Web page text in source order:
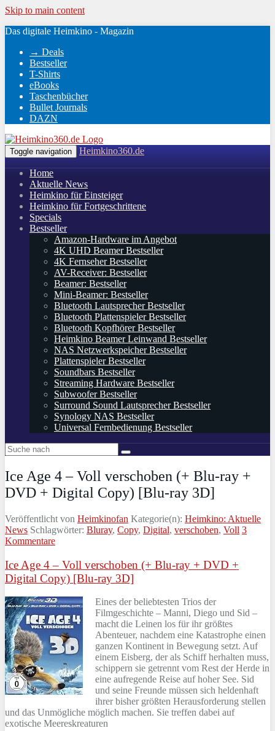
Skip to main content
Das digitale Heimkino - Magazin
→ Deals
Bestseller
T-Shirts
eBooks
Taschenbücher
Bullet Journals
DAZN
Toggle navigation Heimkino360.de
Home
Aktuelle News
Heimkino für Einsteiger
Heimkino für Fortgeschrittene
Specials
Bestseller
Amazon-Hardware im Angebot
4K UHD Beamer Bestseller
4K Fernseher Bestseller
AV-Receiver: Bestseller
Beamer: Bestseller
Mini-Beamer: Bestseller
Bluetooth Lautsprecher Bestseller
Bluetooth Plattenspieler Bestseller
Bluetooth Kopfhörer Bestseller
Heimkino Beamer Leinwand Bestseller
NAS Netzwerkspeicher Bestseller
Plattenspieler Bestseller
Soundbars Bestseller
Streaming Hardware Bestseller
Subwoofer Bestseller
Surround Sound Lautsprecher Bestseller
Synology NAS Bestseller
Universal Fernbedienung Bestseller
Ice Age 4 – Voll verschoben (+ Blu-ray +
DVD + Digital Copy) [Blu-ray 3D]
Veröffentlicht von Heimkinofan Kategorie(n): Heimkino: Aktuelle
News Schlagwörter: Bluray, Copy, Digital, verschoben, Voll 3
Kommentare
Ice Age 4 – Voll verschoben (+ Blu-ray + DVD +
Digital Copy) [Blu-ray 3D]
Eines der beliebtesten Trios der
Filmgeschichte – Manni, Diego und Sid –
macht die Leinen los für ihr größtes
Abenteuer, nachdem eine Katastrophe einen
ganzen Kontinent in Bewegung setzt. Auf
einem Eisberg, der als Schiff herhalten muss,
schippern sie getrennt vom Rest der Herde in
eine aufregende Reise auf hoher See. Sid
und seine Freunde müssen sich heldenhaft
ihrer bisher größten Herausforderung stellen
und das Unmögliche möglich machen. Sie treffen dabei auf
exotische Meereskreaturen